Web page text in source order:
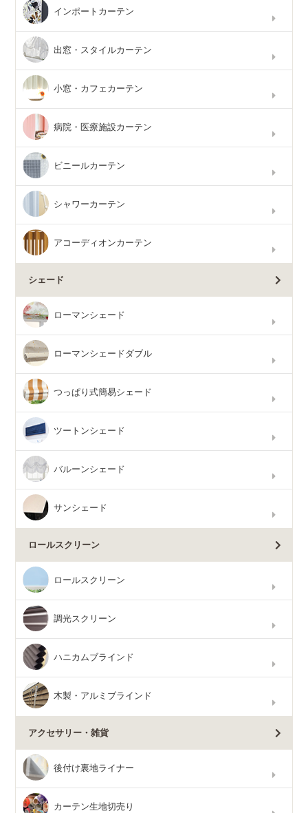
インポートカーテン
出窓・スタイルカーテン
小窓・カフェカーテン
病院・医療施設カーテン
ビニールカーテン
シャワーカーテン
アコーディオンカーテン
シェード
ローマンシェード
ローマンシェードダブル
つっぱり式簡易シェード
ツートンシェード
バルーンシェード
サンシェード
ロールスクリーン
ロールスクリーン
調光スクリーン
ハニカムブラインド
木製・アルミブラインド
アクセサリー・雑貨
後付け裏地ライナー
カーテン生地切売り